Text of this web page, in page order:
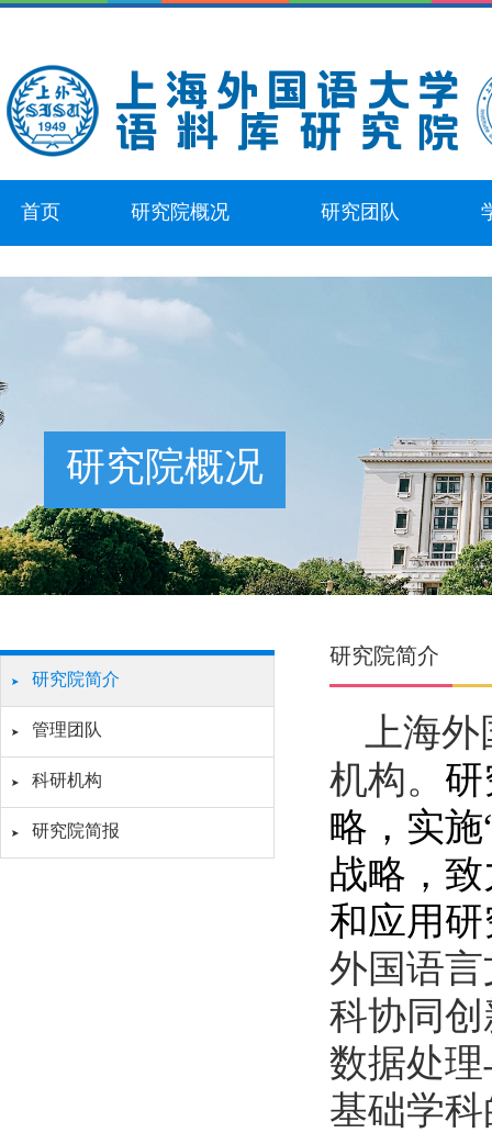
首页 研究院概况 研究团队
研究院概况
研究院简介
管理团队
科研机构
研究院简报
研究院简介
上海外
机构。 研
略，实施
战略，
和应用
外国语
科协同
数据处
基础学